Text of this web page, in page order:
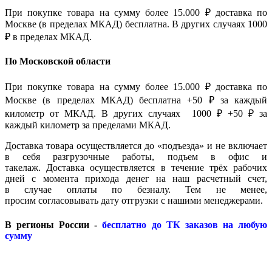
При покупке товара на сумму более 15.000 ₽ доставка по
Москве (в пределах МКАД) бесплатна. В других случаях 1000
₽ в пределах МКАД.
По Московской области
При покупке товара на сумму более 15.000 ₽ доставка по
Москве (в пределах МКАД) бесплатна +50 ₽ за каждый
километр от МКАД. В других случаях 1000 ₽ +50 ₽ за
каждый километр за пределами МКАД.
Доставка товара осуществляется до «подъезда» и не включает
в себя разгрузочные работы, подъем в офис и
такелаж. Доставка осуществляется в течение трёх рабочих
дней с момента прихода денег на наш расчетный счет,
в случае оплаты по безналу. Тем не менее,
просим согласовывать дату отгрузки с нашими менеджерами.
В регионы России -бесплатно до ТК заказов на любую
сумму